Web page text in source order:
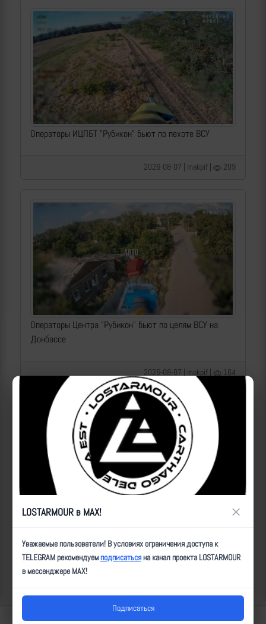
Операторы ИЦПБТ "Рубикон" бьют по пехоте ВСУ
2026-08-07 | makpif | 209
Операторы Центра "Рубикон" бьют по целям ВСУ на
Донбассе
2026-08-07 | makpif | 164
Операторы Центра "Рубикон" бьют по целям ВСУ на
Краснолиманском направлении
Lostarmour | Carthago Delenda Est | 2014-2026
LOSTARMOUR в MAX! ×
Уважаемые пользователи! В условиях ограничения доступа к
TELEGRAM рекомендуемподписатьсяна канал проекта LOSTARMOUR
в мессенджере MAX!
Подписаться